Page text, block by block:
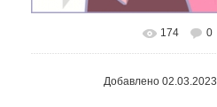
В реальном размере
174 0
Добавлено02.03.2023